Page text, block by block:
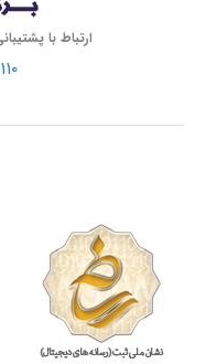
ارتباط با